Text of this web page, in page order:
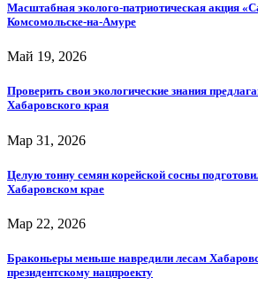
Масштабная эколого-патриотическая акция
Комсомольске-на-Амуре
Май 19, 2026
Проверить свои экологические знания
Хабаровского края
Мар 31, 2026
Целую тонну семян корейской сосны
Хабаровском крае
Мар 22, 2026
Браконьеры меньше навредили лесам
президентскому нацпроекту